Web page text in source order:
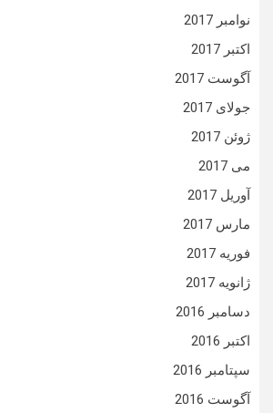
نوامبر 2017
اکتبر 2017
آگوست 2017
جولای 2017
ژوئن 2017
می 2017
آوریل 2017
مارس 2017
فوریه 2017
ژانویه 2017
دسامبر 2016
اکتبر 2016
سپتامبر 2016
آگوست 2016